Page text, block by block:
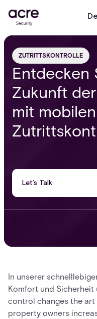
ZUTRITTSKONTROLLE
Entdecken
Zukunft
mit mobilen
Let’s Talk
In unserer
Komfort und Sicherheit
control changes the art
property owners